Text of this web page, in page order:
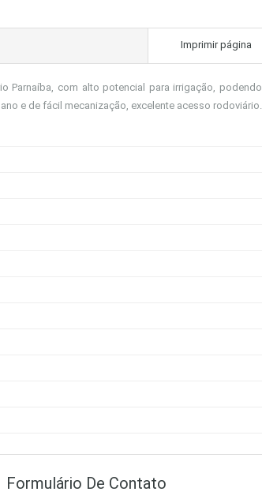
Imprimir página
Parnaíba, com alto potencial para irrigação, podendo
e de fácil mecanização, excelente acesso rodoviário.
Formulário De Contato